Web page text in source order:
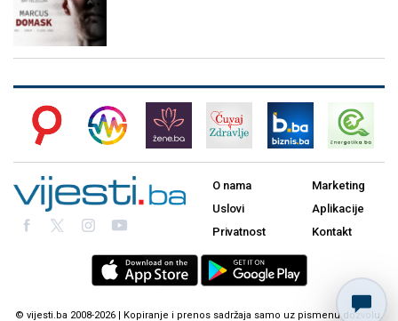
O nama
Uslovi
Privatnost
Marketing
Aplikacije
Kontakt
© vijesti.ba 2008-2026 | Kopiranje i prenos sadržaja samo uz pismenu dozvolu.